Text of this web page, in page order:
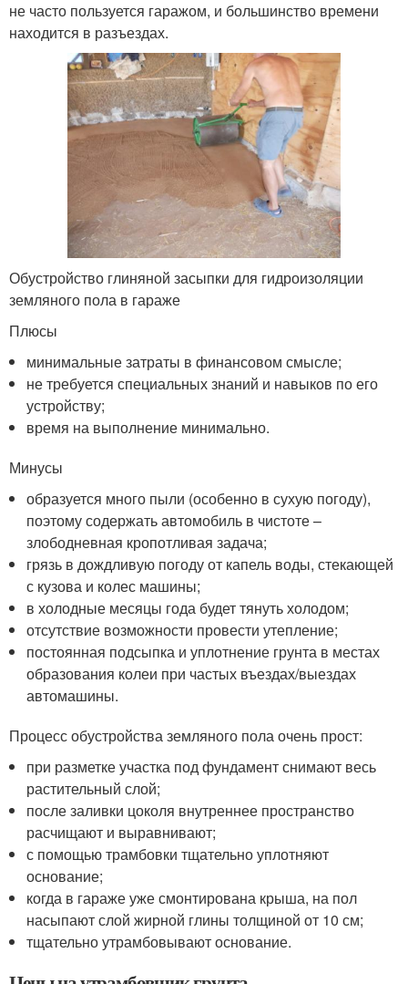
не часто пользуется гаражом, и большинство времени
находится в разъездах.
Обустройство глиняной засыпки для гидроизоляции
земляного пола в гараже
Плюсы
минимальные затраты в финансовом смысле;
не требуется специальных знаний и навыков по его
устройству;
время на выполнение минимально.
Минусы
образуется много пыли (особенно в сухую погоду),
поэтому содержать автомобиль в чистоте –
злободневная кропотливая задача;
грязь в дождливую погоду от капель воды, стекающей
с кузова и колес машины;
в холодные месяцы года будет тянуть холодом;
отсутствие возможности провести утепление;
постоянная подсыпка и уплотнение грунта в местах
образования колеи при частых въездах/выездах
автомашины.
Процесс обустройства земляного пола очень прост:
при разметке участка под фундамент снимают весь
растительный слой;
после заливки цоколя внутреннее пространство
расчищают и выравнивают;
с помощью трамбовки тщательно уплотняют
основание;
когда в гараже уже смонтирована крыша, на пол
насыпают слой жирной глины толщиной от 10 см;
тщательно утрамбовывают основание.